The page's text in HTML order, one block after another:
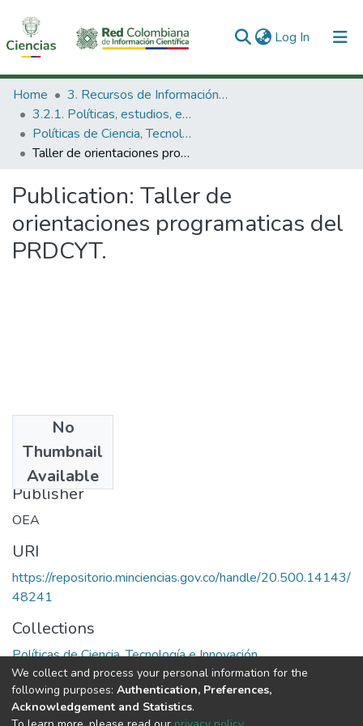
Log In (current)
Communities & Collections
All of DSpace
Statistics
Home
3. Recursos de Información Científica y Tecnológica
3.2.1. Políticas, estudios, evaluaciones e indicadores de CTeI
Políticas de Ciencia, Tecnología e Innovación
Taller de orientaciones programaticas del PRDCYT.
Publication: Taller de
orientaciones programaticas del
PRDCYT.
No
Thumbnail
Available
1984
Publisher
OEA
URI
https://repositorio.minciencias.gov.co/handle/20.500.14143/
48241
Collections
Políticas de Ciencia, Tecnología e Innovación
Full item page
We collect and process your personal information for the
following purposes: Authentication, Preferences,
Acknowledgement and Statistics.